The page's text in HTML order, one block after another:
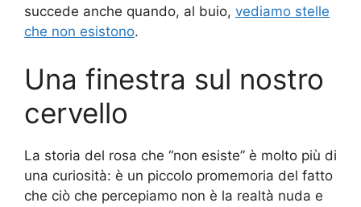
succede anche quando, al buio, vediamo stelle
che non esistono.
Una finestra sul nostro
cervello
La storia del rosa che “non esiste” è molto più di
una curiosità: è un piccolo promemoria del fatto
che ciò che percepiamo non è la realtà nuda e